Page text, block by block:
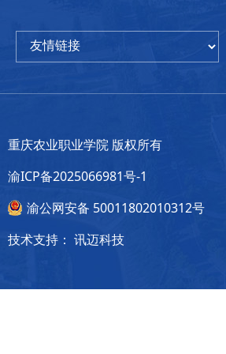
重庆农业职业学院 版权所有
渝ICP备2025066981号-1
渝公网安备 50011802010312号
技术支持： 讯迈科技